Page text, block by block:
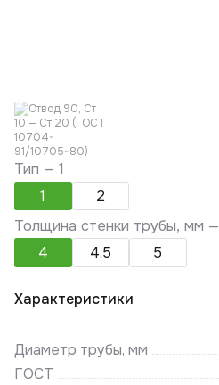
Тип —1
1
2
Толщина стенки трубы, мм —
4
4.5 5
Характеристики
Диаметр трубы, мм
ГОСТ